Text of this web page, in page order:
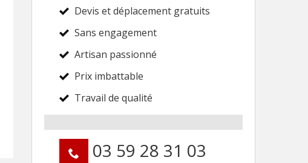
Devis et déplacement gratuits
Sans engagement
Artisan passionné
Prix imbattable
Travail de qualité
03 59 28 31 03